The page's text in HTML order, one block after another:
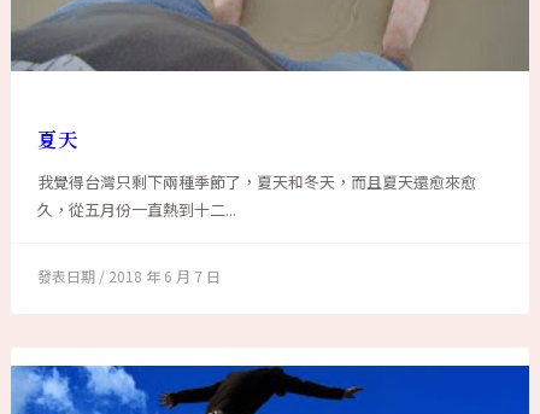
夏天
我覺得台灣只剩下兩種季節了，夏天和冬天，而且夏天還愈來愈
久，從五月份一直熱到十二...
2018 年 6 月 7 日